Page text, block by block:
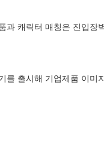
캐릭터 매칭은 진입장
를 출시해 기업제품 이미